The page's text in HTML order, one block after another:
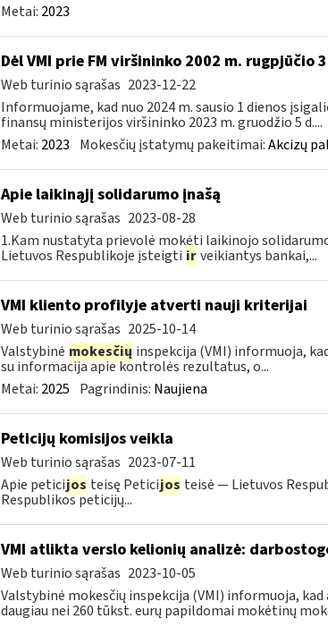
Metai: 2023
Dėl VMI prie FM viršininko 2002 m. rugpjūčio
Web turinio sąrašas 2023-12-22
Informuojame, kad nuo 2024 m. sausio 1 dienos
finansų ministerijos viršininko 2023 m. gruodžio 5 d....
Metai: 2023 Mokesčių įstatymų pakeitimai:Akcizų
Apie laikinąjį solidarumo įnašą
Web turinio sąrašas 2023-08-28
1.Kam nustatyta prievolė mokėti laikinojo
Lietuvos Respublikoje įsteigti ir veikiantys bankai,...
VMI kliento profilyje atverti nauji kriterijai
Web turinio sąrašas 2025-10-14
Valstybinė mokesčių inspekcija (VMI) informuoja,
su informacija apie kontrolės rezultatus, o...
Metai: 2025 Pagrindinis: Naujiena
Peticijų komisijos veikla
Web turinio sąrašas 2023-07-11
Apie peticijos teisę Peticijos teisė — Lietuvos
Respublikos peticijų...
VMI atlikta verslo kelionių analizė:
Web turinio sąrašas 2023-10-05
Valstybinė mokesčių inspekcija (VMI) informuoja,
daugiau nei 260 tūkst. eurų papildomai mokėtinų